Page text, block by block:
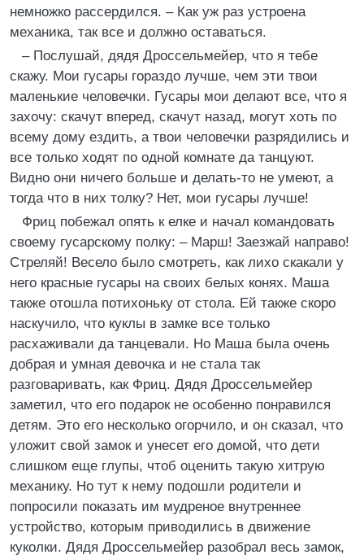
немножко рассердился. – Как уж раз устроена
механика, так все и должно оставаться.
– Послушай, дядя Дроссельмейер, что я тебе
скажу. Мои гусары гораздо лучше, чем эти твои
маленькие человечки. Гусары мои делают все, что я
захочу: скачут вперед, скачут назад, могут хоть по
всему дому ездить, а твои человечки разрядились и
все только ходят по одной комнате да танцуют.
Видно они ничего больше и делать-то не умеют, а
тогда что в них толку? Нет, мои гусары лучше!
Фриц побежал опять к елке и начал командовать
своему гусарскому полку: – Марш! Заезжай направо!
Стреляй! Весело было смотреть, как лихо скакали у
него красные гусары на своих белых конях. Маша
также отошла потихоньку от стола. Ей также скоро
наскучило, что куклы в замке все только
расхаживали да танцевали. Но Маша была очень
добрая и умная девочка и не стала так
разговаривать, как Фриц. Дядя Дроссельмейер
заметил, что его подарок не особенно понравился
детям. Это его несколько огорчило, и он сказал, что
уложит свой замок и унесет его домой, что дети
слишком еще глупы, чтоб оценить такую хитрую
механику. Но тут к нему подошли родители и
попросили показать им мудреное внутреннее
устройство, которым приводились в движение
куколки. Дядя Дроссельмейер разобрал весь замок,